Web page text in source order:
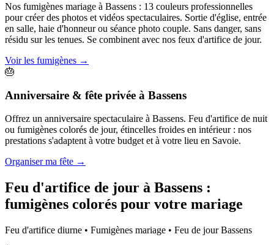
Nos fumigènes mariage à Bassens : 13 couleurs professionnelles
pour créer des photos et vidéos spectaculaires. Sortie d'église, entrée
en salle, haie d'honneur ou séance photo couple. Sans danger, sans
résidu sur les tenues. Se combinent avec nos feux d'artifice de jour.
Voir les fumigènes →
🎂
Anniversaire & fête privée à Bassens
Offrez un anniversaire spectaculaire à Bassens. Feu d'artifice de nuit
ou fumigènes colorés de jour, étincelles froides en intérieur : nos
prestations s'adaptent à votre budget et à votre lieu en Savoie.
Organiser ma fête →
Feu d'artifice de jour à Bassens :
fumigènes colorés pour votre mariage
Feu d'artifice diurne • Fumigènes mariage • Feu de jourBassens